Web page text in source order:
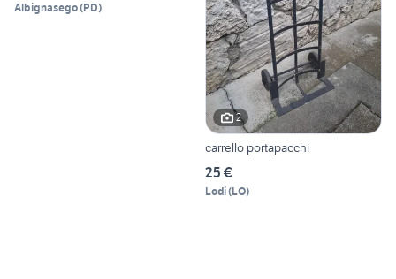
Albignasego(PD)
2
carrello portapacchi
25 €
Lodi(LO)